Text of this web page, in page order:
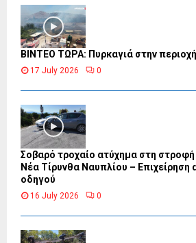
ΒΙΝΤΕΟ ΤΩΡΑ: Πυρκαγιά στην
17 July 2026 0
Σοβαρό τροχαίο ατύχημα στη
Νέα Τίρυνθα Ναυπλίου –
οδηγού
16 July 2026 0